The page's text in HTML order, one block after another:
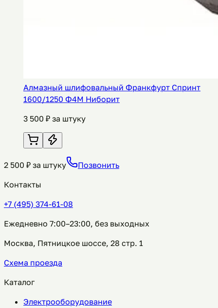
Алмазный шлифовальный Франкфурт Спринт
1600/1250 Ф4М Ниборит
3 500 ₽ за штуку
2 500 ₽ за штуку
Позвонить
Контакты
+7 (495) 374-61-08
Ежедневно 7:00–23:00, без выходных
Москва, Пятницкое шоссе, 28 стр. 1
Схема проезда
Каталог
Электрооборудование